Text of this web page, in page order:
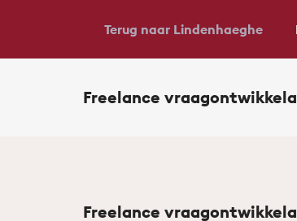
Terug naar Lindenhaeghe
Freelance
Freelance